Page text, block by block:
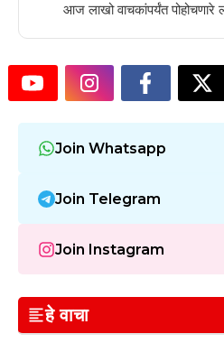
आज लाखो वाचकांपर्यंत पोहोचणारे
Join Whatsapp
Join Telegram
Join Instagram
हे वाचा